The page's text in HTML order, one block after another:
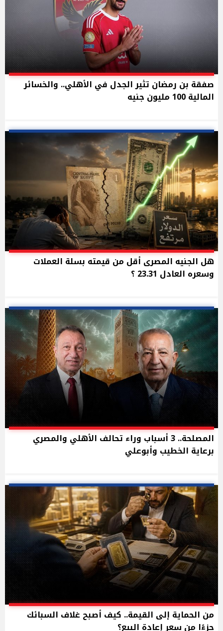
صفقة بن رمضان تثير الجدل في الأهلي.. والخسائر
المالية 100 مليون جنيه
هل الجنيه المصرى أقل من قيمته بسلة العملات
وسعره العادل 23.31 ؟
المصلحة.. 3 أسباب وراء تحالف الأهلي والمصري
برعاية الخطيب وأبوعلي
من الحماية إلى القيمة.. كيف أصبح غلاف السبائك
جزءًا من سعر إعادة البيع؟